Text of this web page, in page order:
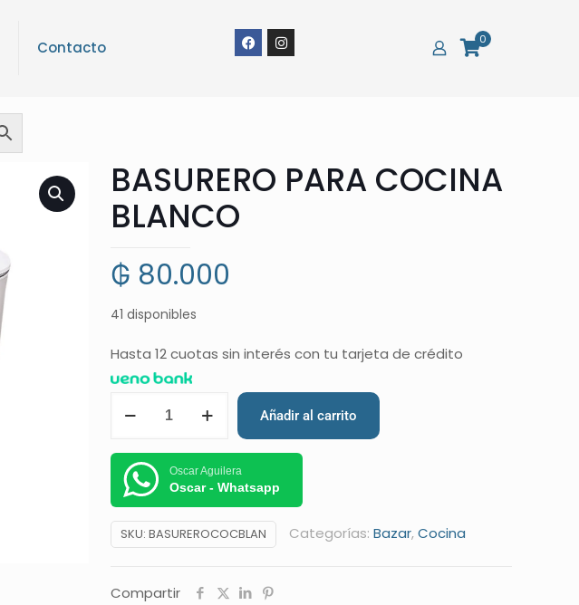
Contacto 0
BASURERO PARA COCINA
BLANCO
₲ 80.000
41 disponibles
Hasta 12 cuotas sin interés con tu tarjeta de crédito
Añadir al carrito
Oscar Aguilera
Oscar - Whatsapp
SKU: BASUREROCOCBLAN Categorías: Bazar,Cocina
Compartir